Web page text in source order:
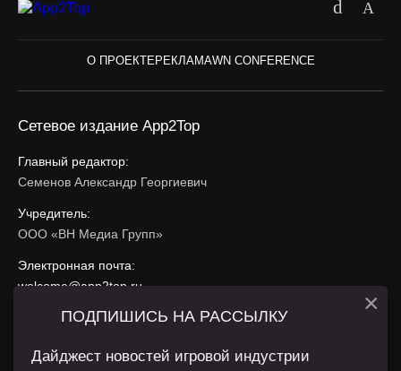
О ПРОЕКТЕРЕКЛАМАWN CONFERENCE
Сетевое издание App2Top
Главный редактор:
Семенов Александр Георгиевич
Учредитель:
ООО «ВН Медиа Групп»
Электронная почта:
welcome@app2top.ru
При использовании материалов активная ссылка на
ПОДПИШИСЬ НА РАССЫЛКУ
Дайджест новостей игровой индустрии
×